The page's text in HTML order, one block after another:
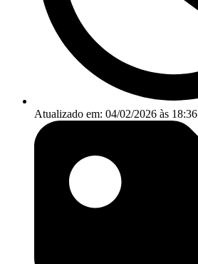
Atualizado em: 04/02/2026 às 18:36